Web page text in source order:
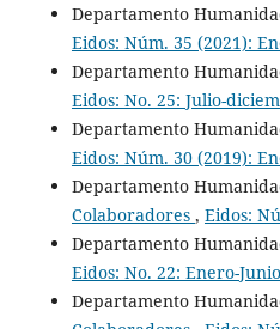
Departamento
Eidos: Núm. 35 (2021):
Departamento
Eidos: No. 25: Julio-
Departamento
Eidos: Núm. 30 (2019):
Departamento
Colaboradores , Eidos:
Departamento
Eidos: No. 22: Enero-
Departamento